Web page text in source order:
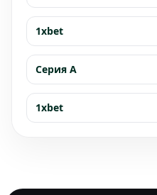
1xbet
Серия А
1xbet